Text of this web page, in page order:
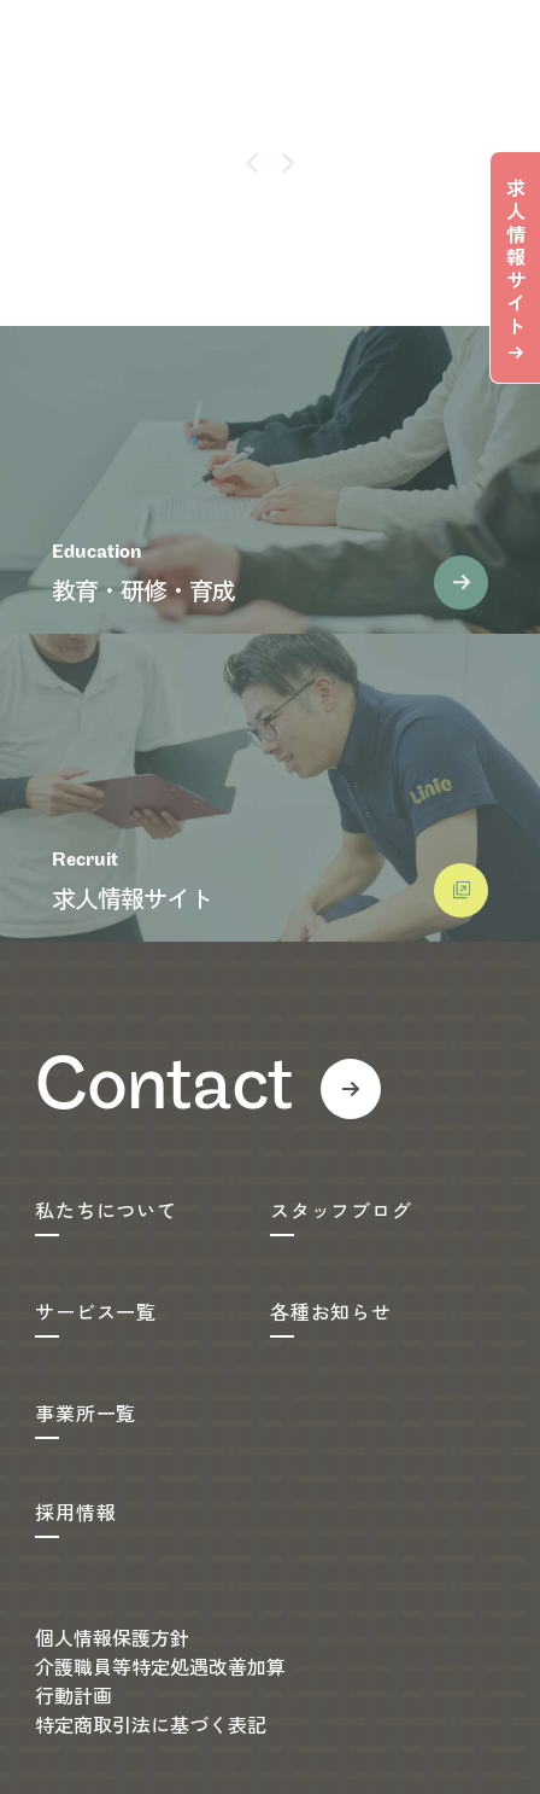
求
人
情
報
サ
イ
ト
Education
教育・研修・育成
Recruit
求人情報サイト
Contact
私たちについて
サービス一覧
事業所一覧
スタッフブログ
各種お知らせ
採用情報
個人情報保護方針
介護職員等特定処遇改善加算
行動計画
特定商取引法に基づく表記